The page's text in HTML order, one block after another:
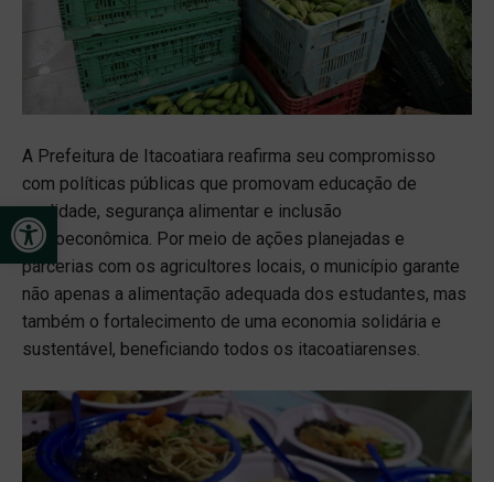
Open toolbar
A Prefeitura de Itacoatiara reafirma seu compromisso
com políticas públicas que promovam educação de
qualidade, segurança alimentar e inclusão
socioeconômica. Por meio de ações planejadas e
parcerias com os agricultores locais, o município garante
não apenas a alimentação adequada dos estudantes, mas
também o fortalecimento de uma economia solidária e
sustentável, beneficiando todos os itacoatiarenses.